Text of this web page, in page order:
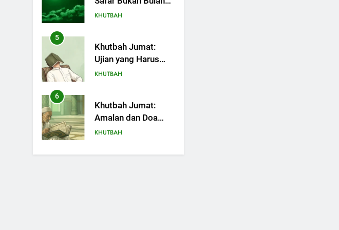
Sial
KHUTBAH
5
Khutbah Jumat:
Ujian yang Harus
Kita Syukuri
KHUTBAH
6
Khutbah Jumat:
Amalan dan Doa
Orang Tua agar
Pesantren Sukses
KHUTBAH
7